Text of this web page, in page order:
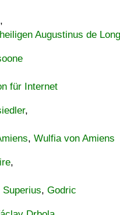
,
Augustinus de
für Internet
,
, Wulfia von Amiens
,
Superius, Godric